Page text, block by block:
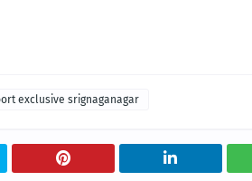
exclusive srignaganagar